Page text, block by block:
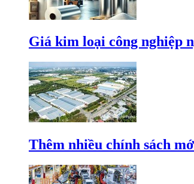
Giá kim loại công nghiệp
Thêm nhiều chính sách